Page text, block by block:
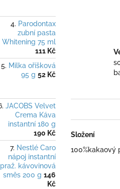
Parodontax
zubní pasta
Whitening 75 ml
111 Kč
Milka oříšková
95 g 52 Kč
JACOBS Velvet
Crema Káva
instantní 180 g
190 Kč
Nestlé Caro
nápoj instantní
praž. kávovinová
směs 200 g 146
Kč
Složení
100%kakaový